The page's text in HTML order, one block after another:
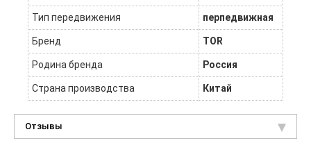
Тип передвижения перпедвижная
Бренд TOR
Родина бренда Россия
Страна производства Китай
Отзывы